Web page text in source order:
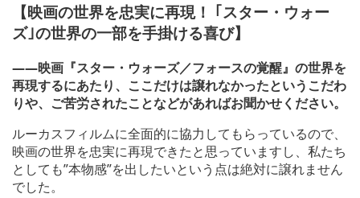
【映画の世界を忠実に再現！ ｢スター・ウォー
ズ｣の世界の一部を手掛ける喜び】
――映画『スター・ウォーズ／フォースの覚醒』の世界を
再現するにあたり、ここだけは譲れなかったというこだわ
りや、ご苦労されたことなどがあればお聞かせください。
ルーカスフィルムに全面的に協力してもらっているので、
映画の世界を忠実に再現できたと思っていますし、私たち
としても”本物感”を出したいという点は絶対に譲れません
でした。